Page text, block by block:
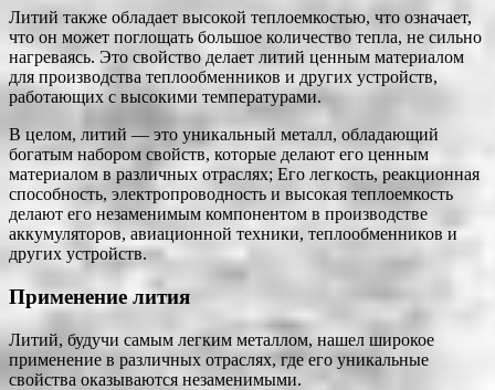
Литий также обладает высокой теплоемкостью, что означает,
что он может поглощать большое количество тепла, не сильно
нагреваясь. Это свойство делает литий ценным материалом
для производства теплообменников и других устройств,
работающих с высокими температурами.
В целом, литий ― это уникальный металл, обладающий
богатым набором свойств, которые делают его ценным
материалом в различных отраслях; Его легкость, реакционная
способность, электропроводность и высокая теплоемкость
делают его незаменимым компонентом в производстве
аккумуляторов, авиационной техники, теплообменников и
других устройств.
Применение лития
Литий, будучи самым легким металлом, нашел широкое
применение в различных отраслях, где его уникальные
свойства оказываются незаменимыми.